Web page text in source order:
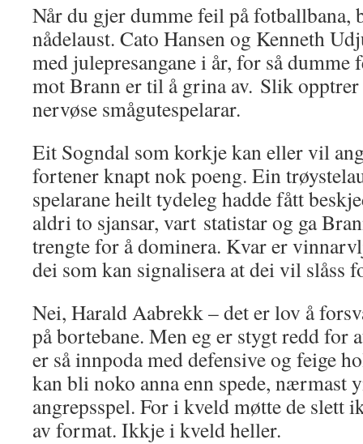
Når du gjer dumme feil på fotballbana,
nådelaust. Cato Hansen og Kenneth
med julepresangane i år, for så dumme
mot Brann er til å grina av. Slik
nervøse smågutespelarar.
Eit Sogndal som korkje kan eller vil
fortener knapt nok poeng. Ein
spelarane heilt tydeleg hadde fått
aldri to sjansar, vart statistar og ga
trengte for å dominera. Kvar er
dei som kan signalisera at dei vil slåss
Nei, Harald Aabrekk – det er lov å
på bortebane. Men eg er stygt redd for
er så innpoda med defensive og feige
kan bli noko anna enn spede, nærmast
angrepsspel. For i kveld møtte de slett
av format. Ikkje i kveld heller.